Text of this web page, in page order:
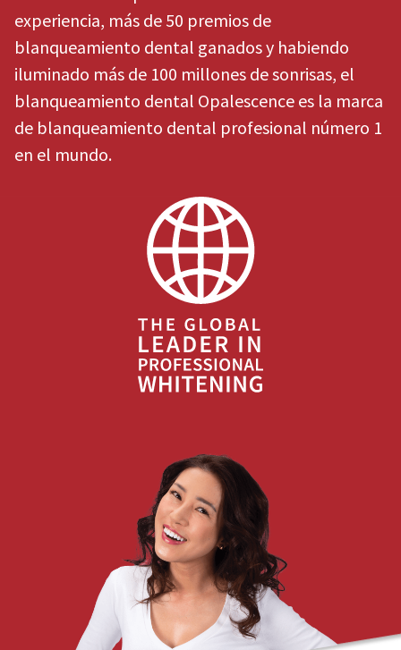
experiencia, más de 50 premios de
blanqueamiento dental ganados y habiendo
iluminado más de 100 millones de sonrisas, el
blanqueamiento dental Opalescence es la marca
de blanqueamiento dental profesional número 1
en el mundo.
at
any
time
while
in
the
backordered
status.
Ultradent
Products,
Inc.
PO
Box
952648
St.
Louis,
MO